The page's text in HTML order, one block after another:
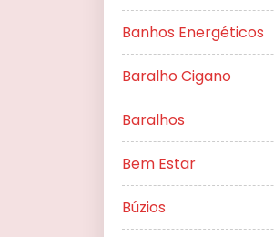
Banhos Energéticos
Baralho Cigano
Baralhos
Bem Estar
Búzios